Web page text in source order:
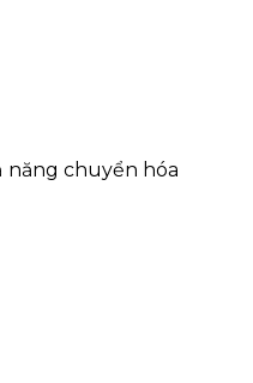
năng chuyển hóa